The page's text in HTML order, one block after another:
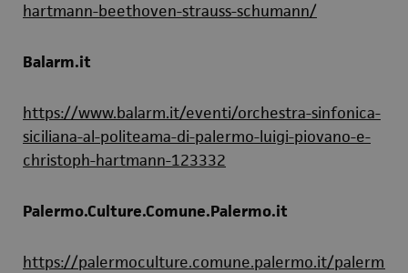
hartmann-beethoven-strauss-schumann/
Balarm.it
https://www.balarm.it/eventi/orchestra-sinfonica-
siciliana-al-politeama-di-palermo-luigi-piovano-e-
christoph-hartmann-123332
Palermo.Culture.Comune.Palermo.it
https://palermoculture.comune.palermo.it/palermo-